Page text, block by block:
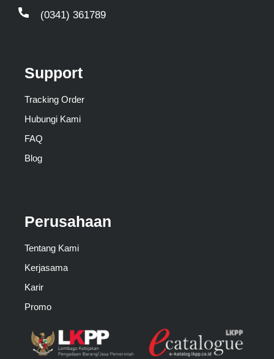
(0341) 361789
Support
Tracking Order
Hubungi Kami
FAQ
Blog
Perusahaan
Tentang Kami
Kerjasama
Karir
Promo